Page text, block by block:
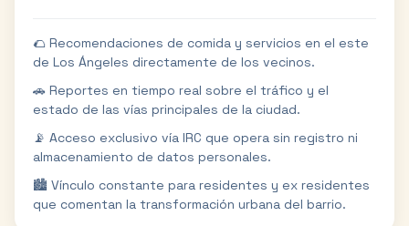
🌮 Recomendaciones de comida y servicios en el este
de Los Ángeles directamente de los vecinos.
🚗 Reportes en tiempo real sobre el tráfico y el
estado de las vías principales de la ciudad.
📡 Acceso exclusivo vía IRC que opera sin registro ni
almacenamiento de datos personales.
🏙️ Vínculo constante para residentes y ex residentes
que comentan la transformación urbana del barrio.